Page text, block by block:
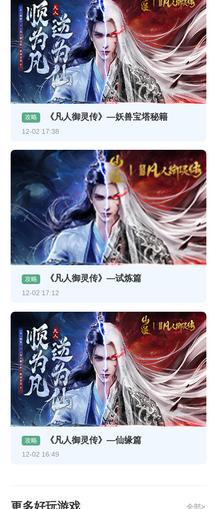
攻略 《凡人御灵传》—妖兽宝塔秘籍
12-02 17:38
攻略 《凡人御灵传》—试炼篇
12-02 17:12
攻略 《凡人御灵传》—仙缘篇
12-02 16:49
全部>